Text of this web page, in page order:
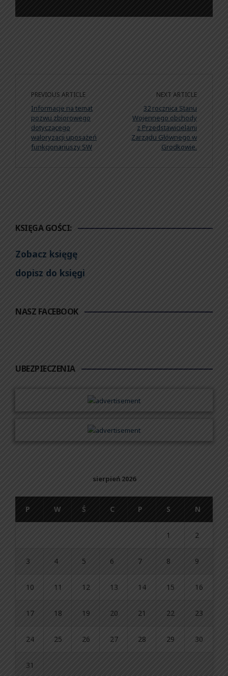
PREVIOUS ARTICLE
Informacje na temat
pozwu zbiorowego
dotyczącego
waloryzacji uposażeń
funkcjonariuszy SW
NEXT ARTICLE
32 rocznica Stanu
Wojennego obchody
z Przedstawicielami
Zarządu Głównego w
Grodkowie.
KSIĘGA GOŚCI:
Zobacz księgę
dopisz do księgi
NASZ FACEBOOK
UBEZPIECZENIA
sierpień 2026
P W Ś C P S N
1 2
3 4 5 6 7 8 9
10 11 12 13 14 15 16
17 18 19 20 21 22 23
24 25 26 27 28 29 30
31